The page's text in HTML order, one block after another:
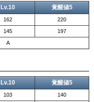
Lv.10 覚醒値5
162
220
145
197
A
Lv.10 覚醒値5
103
140